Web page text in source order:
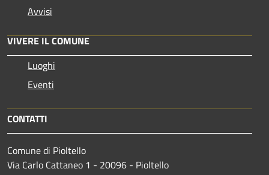
Avvisi
VIVERE IL COMUNE
Luoghi
Eventi
CONTATTI
Comune di Pioltello
Via Carlo Cattaneo 1 - 20096 - Pioltello